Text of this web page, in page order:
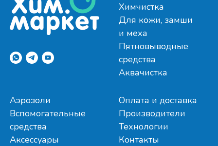
Химчистка
Для кожи, замши
и меха
Пятновыводные
средства
Аквачистка
Аэрозоли
Вспомогательные
средства
Аксессуары
Оплата и доставка
Производители
Технологии
Контакты